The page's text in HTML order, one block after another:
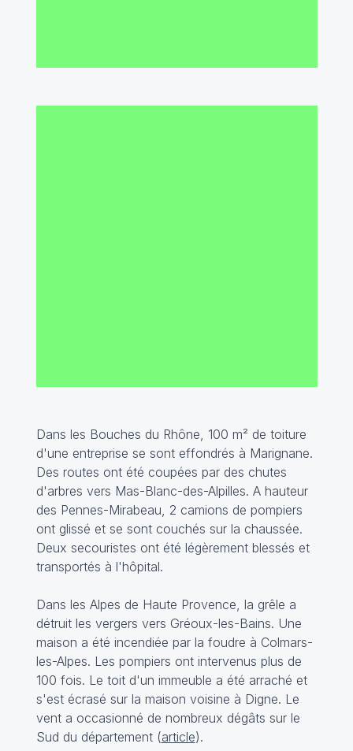
Dans les Bouches du Rhône, 100 m² de toiture
d'une entreprise se sont effondrés à Marignane.
Des routes ont été coupées par des chutes
d'arbres vers Mas-Blanc-des-Alpilles. A hauteur
des Pennes-Mirabeau, 2 camions de pompiers
ont glissé et se sont couchés sur la chaussée.
Deux secouristes ont été légèrement blessés et
transportés à l'hôpital.
Dans les Alpes de Haute Provence, la grêle a
détruit les vergers vers Gréoux-les-Bains. Une
maison a été incendiée par la foudre à Colmars-
les-Alpes. Les pompiers ont intervenus plus de
100 fois. Le toit d'un immeuble a été arraché et
s'est écrasé sur la maison voisine à Digne. Le
vent a occasionné de nombreux dégâts sur le
Sud du département (article).